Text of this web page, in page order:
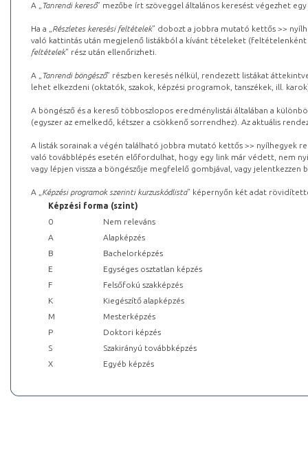
A „ Tanrendi kereső” mezőbe írt szöveggel általános keresést végezhet
Ha a „ Részletes keresési feltételek” dobozt a jobbra mutató kettős >>
való kattintás után megjelenő listákból a kívánt tételeket (feltételenként
feltételek” rész után ellenőrizheti.
A „ Tanrendi böngésző” részben keresés nélkül, rendezett listákat
lehet elkezdeni (oktatók, szakok, képzési programok, tanszékek, ill.
A böngésző és a kereső többoszlopos eredménylistái általában a
(egyszer az emelkedő, kétszer a csökkenő sorrendhez). Az aktuális
A listák sorainak a végén található jobbra mutató kettős >> nyílhegyek
való továbblépés esetén előfordulhat, hogy egy link már védett, nem
vagy lépjen vissza a böngészője megfelelő gombjával, vagy
A „ Képzési programok szerinti kurzuskódlista” képernyőn két adat
Képzési forma (szint)
0
Nem releváns
A
Alapképzés
B
Bachelorképzés
E
Egységes osztatlan képzés
F
Felsőfokú szakképzés
K
Kiegészítő alapképzés
M
Mesterképzés
P
Doktori képzés
S
Szakirányú továbbképzés
X
Egyéb képzés